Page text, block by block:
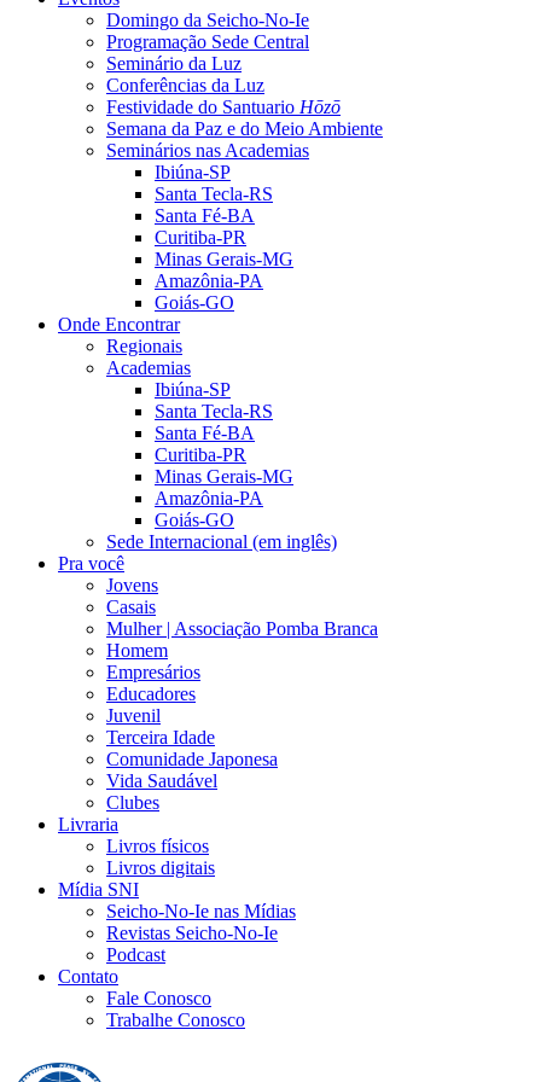
Domingo da Seicho-No-Ie
Programação Sede Central
Seminário da Luz
Conferências da Luz
Festividade do Santuario Hōzō
Semana da Paz e do Meio Ambiente
Seminários nas Academias
Ibiúna-SP
Santa Tecla-RS
Santa Fé-BA
Curitiba-PR
Minas Gerais-MG
Amazônia-PA
Goiás-GO
Onde Encontrar
Regionais
Academias
Ibiúna-SP
Santa Tecla-RS
Santa Fé-BA
Curitiba-PR
Minas Gerais-MG
Amazônia-PA
Goiás-GO
Sede Internacional (em inglês)
Pra você
Jovens
Casais
Mulher | Associação Pomba Branca
Homem
Empresários
Educadores
Juvenil
Terceira Idade
Comunidade Japonesa
Vida Saudável
Clubes
Livraria
Livros físicos
Livros digitais
Mídia SNI
Seicho-No-Ie nas Mídias
Revistas Seicho-No-Ie
Podcast
Contato
Fale Conosco
Trabalhe Conosco